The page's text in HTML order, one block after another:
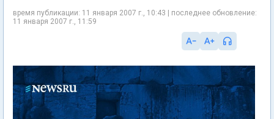
время публикации: 11 января 2007 г., 10:43 | последнее обновление:
11 января 2007 г., 11:59